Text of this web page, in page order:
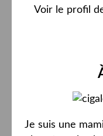
Voir le profil
Je suis une